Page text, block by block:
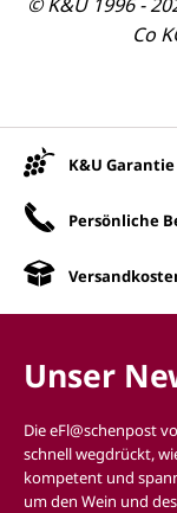
Co
K&U Garantie
Persönliche
Unser
Die eFl@schenpost
schnell wegdrückt,
kompetent und
um den Wein und